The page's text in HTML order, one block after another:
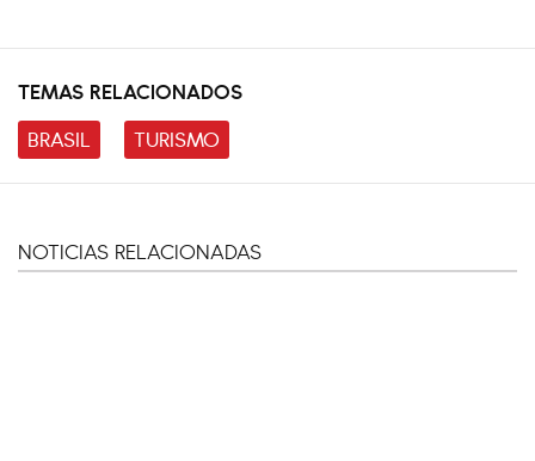
TEMAS RELACIONADOS
BRASIL
TURISMO
NOTICIAS RELACIONADAS